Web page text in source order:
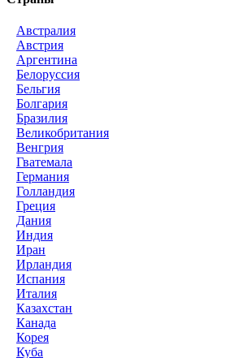
Австралия
Австрия
Аргентина
Белоруссия
Бельгия
Болгария
Бразилия
Великобритания
Венгрия
Гватемала
Германия
Голландия
Греция
Дания
Индия
Иран
Ирландия
Испания
Италия
Казахстан
Канада
Корея
Куба